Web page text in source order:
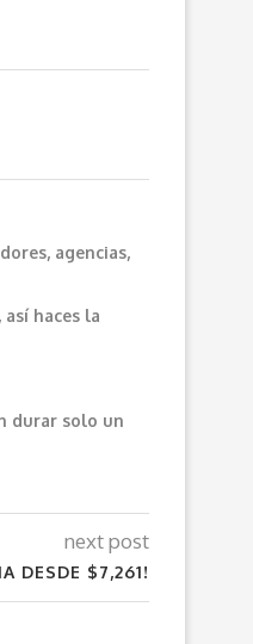
agencias,
haces la
durar solo un
next post
DESDE $7,261!